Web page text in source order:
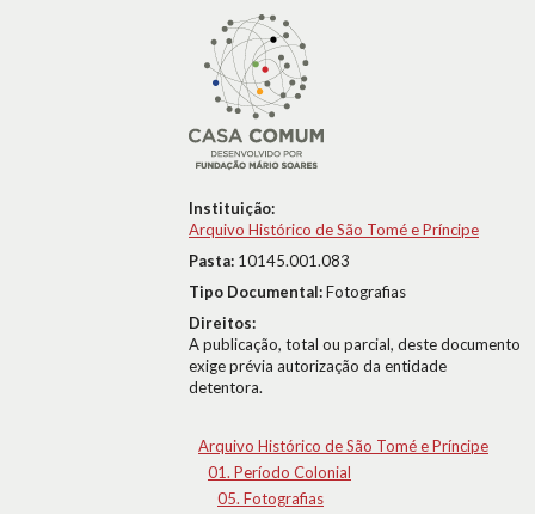
Instituição:
Arquivo Histórico de São Tomé e Príncipe
Pasta: 10145.001.083
Tipo Documental:Fotografias
Direitos:
A publicação, total ou parcial, deste documento
exige prévia autorização da entidade
detentora.
Arquivo Histórico de São Tomé e Príncipe
01. Período Colonial
05. Fotografias